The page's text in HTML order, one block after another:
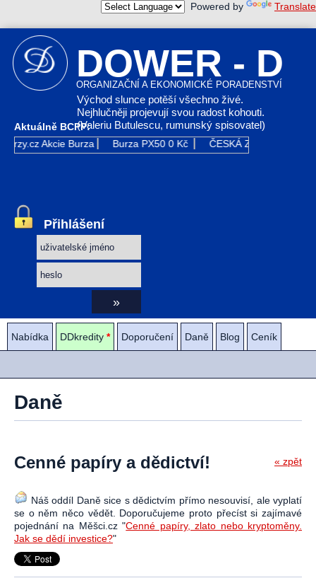
Powered by Translate
DOWER - D
ORGANIZAČNÍ A EKONOMICKÉ PORADENSTVÍ
Východ slunce potěší všechno živé.
Nejhlučněji projevují svou radost kohouti.
(Valeriu Butulescu, rumunský spisovatel)
Aktuálně BCPP:
Akcie Burza Burza PX50 0 Kč ČESKÁ ZBROJOVKA GR
Přihlášení
Nabídka DDkredity * Doporučení Daně Blog Ceník
Daně
Cenné papíry a dědictví! « zpět
Náš oddíl Daně sice s dědictvím přímo nesouvisí, ale vyplatí
se o něm něco vědět. Doporučujeme proto přecíst si zajímavé
pojednání na Měšci.cz "Cenné papíry, zlato nebo kryptoměny.
Jak se dědí investice?"